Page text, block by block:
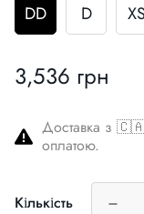
DD D XS
Звичайна
3,536 грн
Доставка з
оплатою.
Кількість